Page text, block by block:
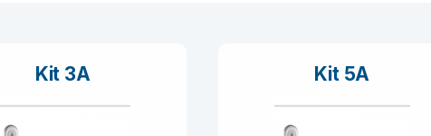
Kit 3A Kit 5A